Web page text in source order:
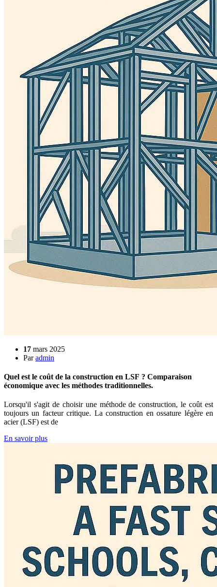
17 mars 2025
Paradmin
Quel est le coût de la construction en LSF ? Comparaison
économique avec les méthodes traditionnelles.
Lorsqu'il s'agit de choisir une méthode de construction, le coût est
toujours un facteur critique. La construction en ossature légère en
acier (LSF) est de
En savoir plus